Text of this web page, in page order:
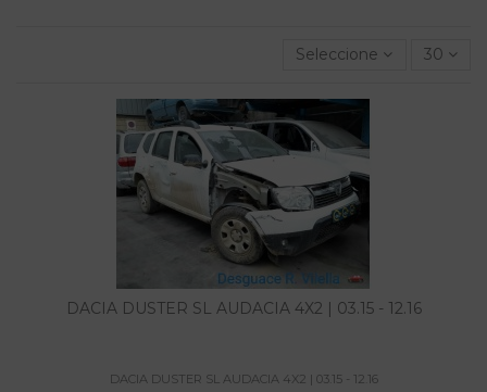
Seleccione 30
DACIA DUSTER SL AUDACIA 4X2 | 03.15 - 12.16
DACIA DUSTER SL AUDACIA 4X2 | 03.15 - 12.16